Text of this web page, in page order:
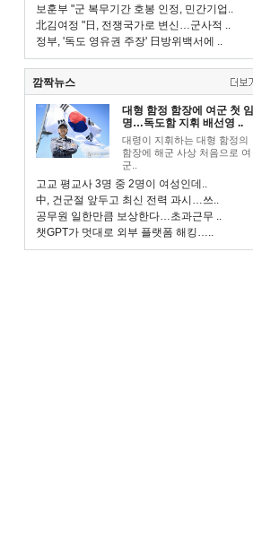
보훈부 "군 복무기간 호봉 인정, 민간기업..
北김여정 "日, 전쟁국가로 변신…군사적 ..
정부, '독도 영유권 주장' 日방위백서에 ..
깜짝뉴스
대형 함정 함장에 여군 첫 임
명…독도함 지휘 배선영 ..
대령이 지휘하는 대형 함정의
함장에 해군 사상 처음으로 여
군..
고교 평교사 3명 중 2명이 여성인데..
中, 건군절 앞두고 최신 전력 과시…쓰..
공무원 일한만큼 보상한다…초과근무 ..
챗GPT가 멋대로 외부 플랫폼 해킹…..